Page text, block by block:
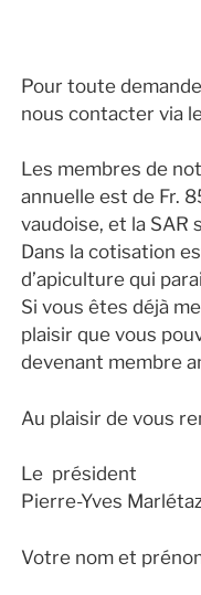
Pour toute
nous contacter via
Les membres de
annuelle est de Fr.
vaudoise, et la SAR
Dans la cotisation
d’apiculture qui
Si vous êtes déjà
plaisir que vous
devenant membre
Au plaisir de vous
Le président
Pierre-Yves
Votre nom et